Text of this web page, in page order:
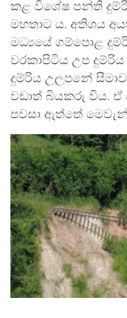
කළ විශේෂ පන්ති
මහතාට ය. අතිශය
මධ්‍යයේ ගම්පොළ
වරකාපිටිය උප
දුම්රිය උලපනේ
වඩාත් බියකරු විය. ඒ
පවසා ඇත්තේ